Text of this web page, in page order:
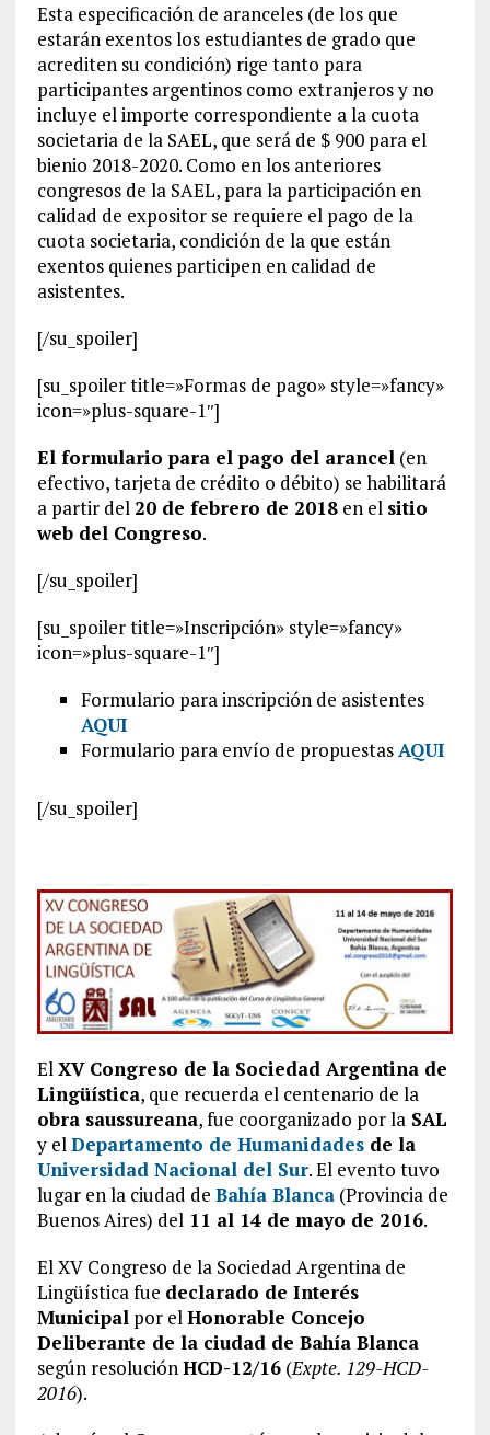
Esta especificación de aranceles (de los que
estarán exentos los estudiantes de grado que
acrediten su condición) rige tanto para
participantes argentinos como extranjeros y no
incluye el importe correspondiente a la cuota
societaria de la SAEL, que será de $ 900 para el
bienio 2018-2020. Como en los anteriores
congresos de la SAEL, para la participación en
calidad de expositor se requiere el pago de la
cuota societaria, condición de la que están
exentos quienes participen en calidad de
asistentes.
[/su_spoiler]
[su_spoiler title=»Formas de pago» style=»fancy»
icon=»plus-square-1″]
El formulario para el pago del arancel(en
efectivo, tarjeta de crédito o débito) se habilitará
a partir del 20 de febrero de 2018en el sitio
web del Congreso.
[/su_spoiler]
[su_spoiler title=»Inscripción» style=»fancy»
icon=»plus-square-1″]
Formulario para inscripción de asistentes
AQUI
Formulario para envío de propuestasAQUI
[/su_spoiler]
ElXV Congreso de la Sociedad Argentina de
Lingüística, que recuerda el centenario de la
obra saussureana, fue coorganizado por laSAL
y elDepartamento de Humanidadesde la
Universidad Nacional del Sur. El evento tuvo
lugar en la ciudad de Bahía Blanca(Provincia de
Buenos Aires) del11 al 14 de mayo de 2016.
El XV Congreso de la Sociedad Argentina de
Lingüística fue declarado de Interés
Municipalpor elHonorable Concejo
Deliberante de la ciudad de Bahía Blanca
según resoluciónHCD-12/16(Expte. 129-HCD-
2016).